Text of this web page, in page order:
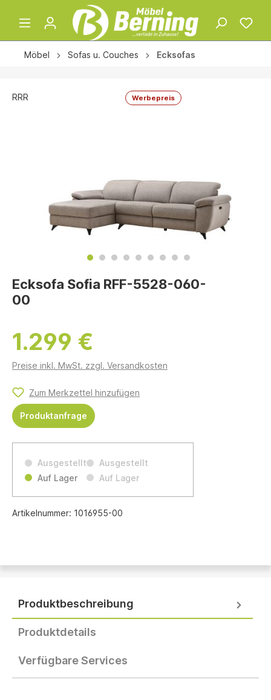
Möbel Sofas u. Couches Ecksofas
RRR Werbepreis
Ecksofa Sofia RFF-5528-060-
00
1.299 €
Preise inkl. MwSt. zzgl. Versandkosten
Zum Merkzettel hinzufügen
Produktanfrage
Ausgestellt
Auf Lager
Ausgestellt
Auf Lager
Artikelnummer: 1016955-00
Produktbeschreibung
Produktdetails
Verfügbare Services